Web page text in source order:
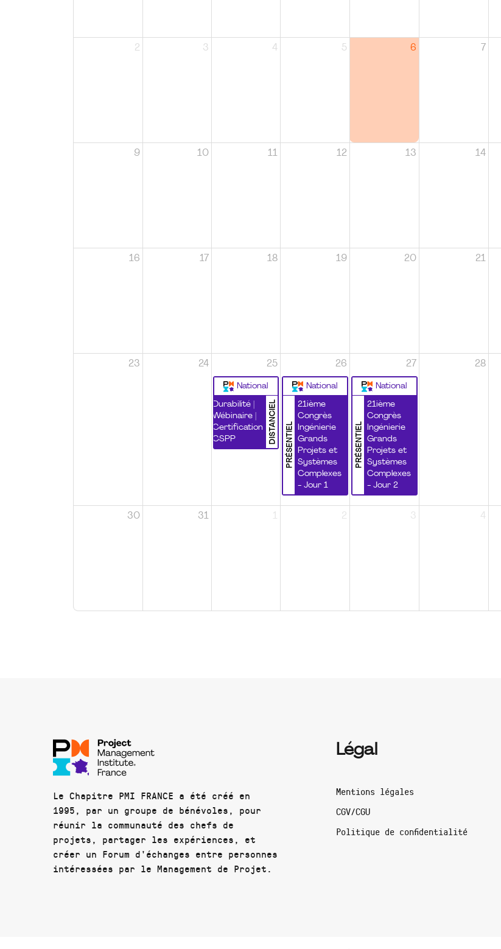
2 3 4 5 6 7
9 10 11 12 13 14
16 17 18 19 20 21
23 24 25
National
DISTANCIEL
Durabilité |
Wébinaire |
Certification
CSPP
26
National
PRÉSENTIEL
21ième
Congrès
Ingénierie
Grands
Projets et
Systèmes
Complexes
- Jour 1
27
National
PRÉSENTIEL
21ième
Congrès
Ingénierie
Grands
Projets et
Systèmes
Complexes
- Jour 2
28
30 31 1 2 3 4
Le Chapitre PMI FRANCE a été créé en
1995, par un groupe de bénévoles, pour
réunir la communauté des chefs de
projets, partager les expériences, et
créer un Forum d'échanges entre personnes
intéressées par le Management de Projet.
Légal
Mentions légales
CGV/CGU
Politique de confidentialité